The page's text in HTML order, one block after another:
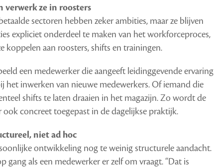
verwerk ze in roosters
sectoren hebben zeker ambities, maar ze blijven
expliciet onderdeel te maken van het workforceproces,
koppelen aan roosters, shifts en trainingen.
een medewerker die aangeeft leidinggevende ervaring
het inwerken van nieuwe medewerkers. Of iemand die
shifts te laten draaien in het magazijn. Zo wordt de
concreet toegepast in de dagelijkse praktijk.
niet ad hoc
ontwikkeling nog te weinig structurele aandacht.
gang als een medewerker er zelf om vraagt. “Dat is